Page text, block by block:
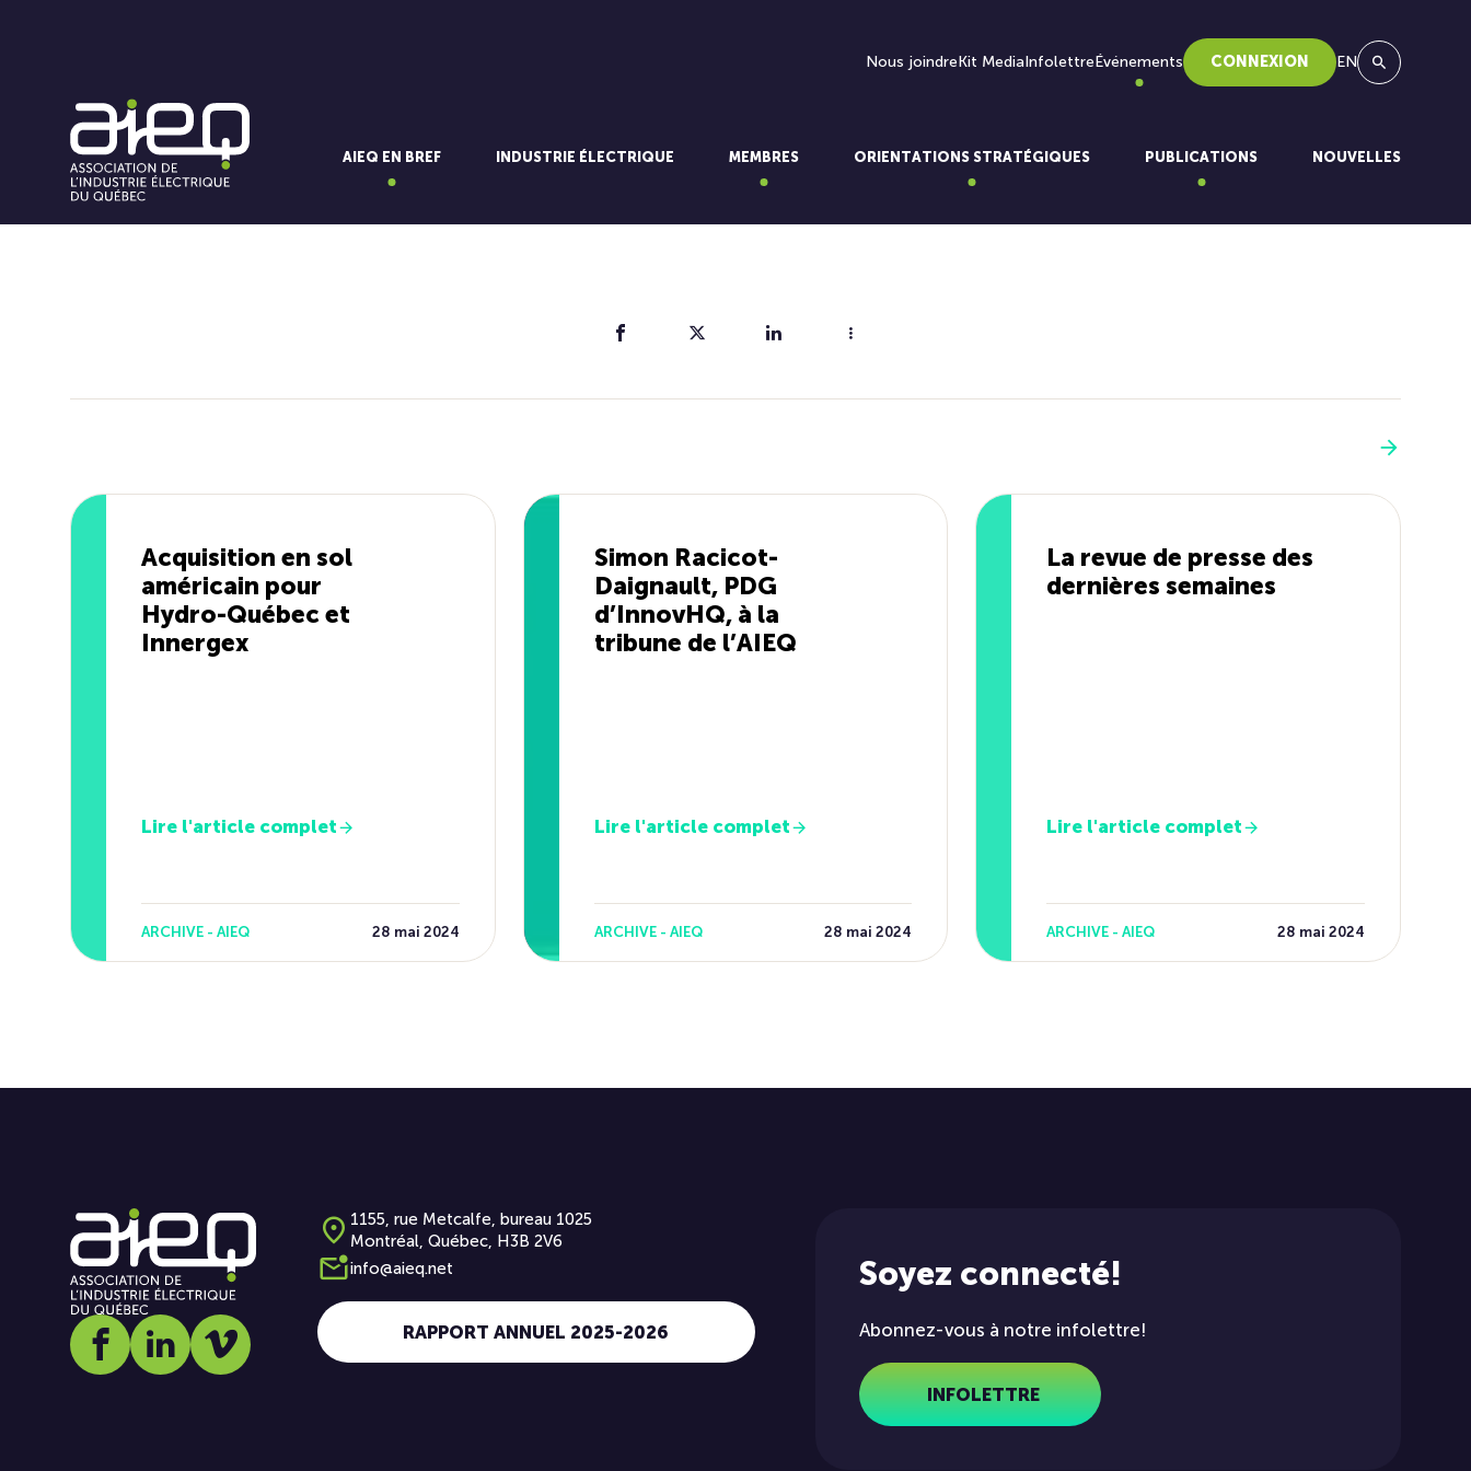
Nous joindreKit MediaInfolettreÉvénements CONNEXION EN
AIEQ EN BREF INDUSTRIE ÉLECTRIQUE MEMBRES ORIENTATIONS STRATÉGIQUES PUBLICATIONS NOUVELLES
Acquisition en sol
américain pour
Hydro-Québec et
Innergex
Lire l'article complet
ARCHIVE - AIEQ 28 mai 2024
Simon Racicot-
Daignault, PDG
d’InnovHQ, à la
tribune de l’AIEQ
Lire l'article complet
ARCHIVE - AIEQ 28 mai 2024
La revue de presse des
dernières semaines
Lire l'article complet
ARCHIVE - AIEQ 28 mai 2024
Social media link icon-facebook
Social media link icon-linkedin
Social media link icon-vimeo
1155, rue Metcalfe, bureau 1025
Montréal, Québec, H3B 2V6
info@aieq.net
RAPPORT ANNUEL 2025-2026
Soyez connecté!
Abonnez-vous à notre infolettre!
INFOLETTRE